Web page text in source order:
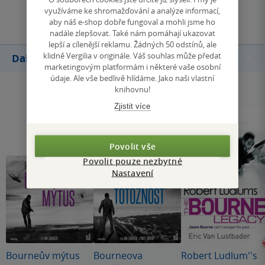
Přidat hodnocení
Další knihy autora
Bourneův mýtus
Bourneova
Robert Ludlum''s
využíváme ke shromažďování a analýze informací,
aby náš e-shop dobře fungoval a mohli jsme ho
nadále zlepšovat. Také nám pomáhají ukazovat
lepší a cílenější reklamu. Žádných 50 odstínů, ale
klidně Vergilia v originále. Váš souhlas může předat
marketingovým platformám i některé vaše osobní
údaje. Ale vše bedlivě hlídáme. Jako naši vlastní
knihovnu!
Zjistit více
Povolit vše
Povolit pouze nezbytné
Nastavení